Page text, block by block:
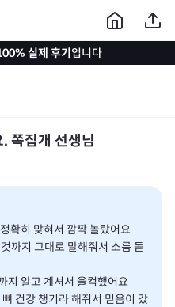
실제 후기입니다
쪽집개 선생님
확히 맞혀서 깜짝 놀랐어요
까지 그대로 말해줘서 소름 돋
지 알고 계셔서 울컥했어요
건강 챙기라 해줘서 믿음이 갔